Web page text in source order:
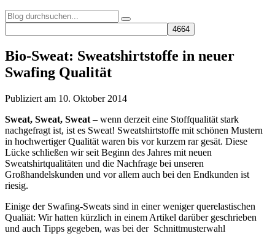
Bio-Sweat: Sweatshirtstoffe in neuer
Swafing Qualität
Publiziert am 10. Oktober 2014
Sweat, Sweat, Sweat – wenn derzeit eine Stoffqualität stark
nachgefragt ist, ist es Sweat! Sweatshirtstoffe mit schönen Mustern
in hochwertiger Qualität waren bis vor kurzem rar gesät. Diese
Lücke schließen wir seit Beginn des Jahres mit neuen
Sweatshirtqualitäten und die Nachfrage bei unseren
Großhandelskunden und vor allem auch bei den Endkunden ist
riesig.
Einige der Swafing-Sweats sind in einer weniger querelastischen
Qualiät: Wir hatten kürzlich in einem Artikel darüber geschrieben
und auch Tipps gegeben, was bei der Schnittmusterwahl